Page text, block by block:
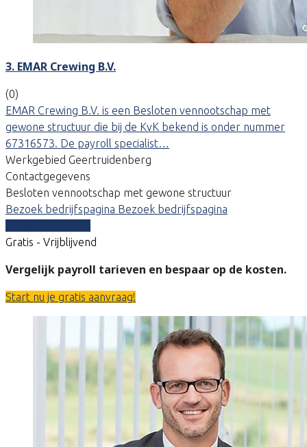
3. EMAR Crewing B.V.
(0)
EMAR Crewing B.V. is een Besloten vennootschap met
gewone structuur die bij de KvK bekend is onder nummer
67316573. De payroll specialist…
Werkgebied Geertruidenberg
Contactgegevens
Besloten vennootschap met gewone structuur
Bezoek bedrijfspagina Bezoek bedrijfspagina
Gratis - Vrijblijvend
Vergelijk payroll tarieven en bespaar op de kosten.
Start nu je gratis aanvraag!